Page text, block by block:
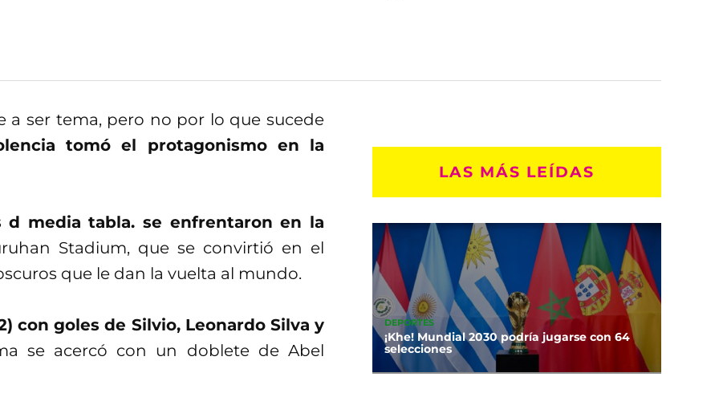
a ser tema, pero no por lo que sucede
tomó el protagonismo en la
d media tabla. se enfrentaron en la
Stadium, que se convirtió en el
que le dan la vuelta al mundo.
con goles de Silvio, Leonardo Silva y
se acercó con un doblete de Abel
LAS MÁS LEÍDAS
DEPORTES
¡Khe! Mundial 2030 podría jugarse con 64
selecciones